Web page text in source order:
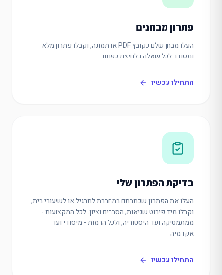
פתרון מבחנים
העלו מבחן שלם כקובץ PDF או תמונה, וקבלו פתרון מלא
ומסודר לכל שאלה בלחיצת כפתור
התחילו עכשיו
בדיקת הפתרון שלי
העלו את הפתרון שכתבתם במחברת לתרגיל או לשיעורי בית,
וקבלו מיד פירוט שגיאות, הסברים וציון. לכל המקצועות -
ממתמטיקה ועד היסטוריה, ולכל הרמות - מיסודי ועד
אקדמיה
התחילו עכשיו